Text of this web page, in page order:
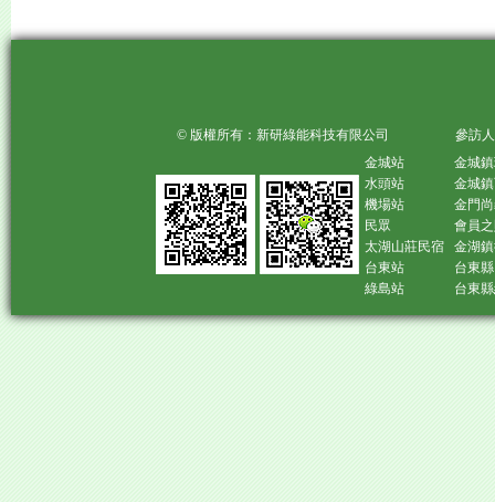
© 版權所有：新研綠能科技有限公司 參訪人
金城站
金城
水頭站
金城
機場站
金門
民眾
會員
太湖山莊民宿
金湖
台東站
台東
綠島站
台東